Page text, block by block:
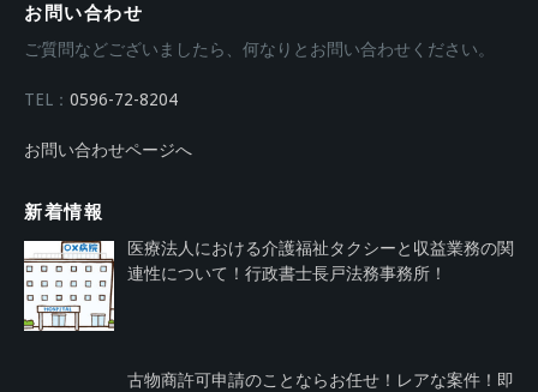
お問い合わせ
ご質問などございましたら、何なりとお問い合わせください。
TEL： 0596-72-8204
お問い合わせページへ
新着情報
医療法人における介護福祉タクシーと収益業務の関
連性について！行政書士長戸法務事務所！
古物商許可申請のことならお任せ！レアな案件！即